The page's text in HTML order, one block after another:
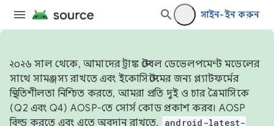
সাইন-ইন করুন
২০২৬ সাল থেকে, আমাদের ট্রাঙ্ক স্টেবল ডেভেলপমেন্ট মডেলের
সাথে সামঞ্জস্য রাখতে এবং ইকোসিস্টেমের জন্য প্ল্যাটফর্মের
স্থিতিশীলতা নিশ্চিত করতে, আমরা প্রতি দুই ও চার ত্রৈমাসিকে
(Q2 এবং Q4) AOSP-তে সোর্স কোড প্রকাশ করব। AOSP
বিল্ড করতে এবং এতে অবদান রাখতে,
android-latest-